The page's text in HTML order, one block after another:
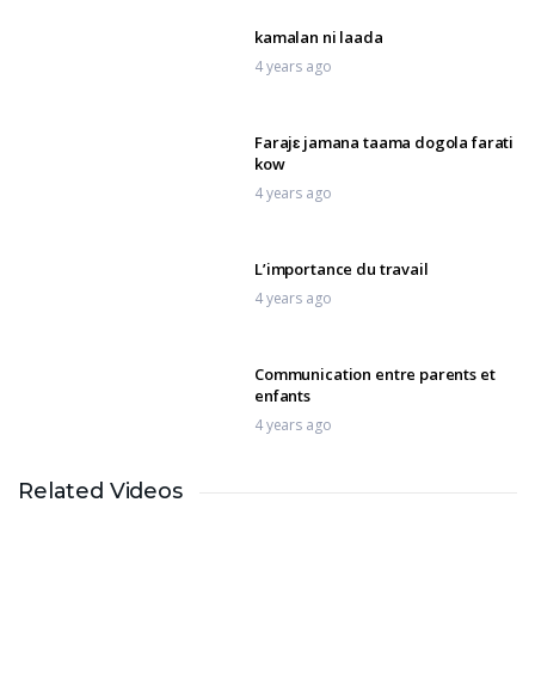
kamalan ni laada
4 years ago
Farajɛ jamana taama dogola farati
kow
4 years ago
L’importance du travail
4 years ago
Communication entre parents et
enfants
4 years ago
Related Videos